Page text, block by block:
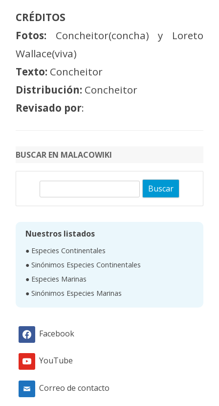
CRÉDITOS
Fotos: Concheitor(concha) y Loreto
Wallace(viva)
Texto: Concheitor
Distribución: Concheitor
Revisado por:
BUSCAR EN MALACOWIKI
Nuestros listados
● Especies Continentales
● Sinónimos Especies Continentales
● Especies Marinas
● Sinónimos Especies Marinas
Facebook
YouTube
Correo de contacto